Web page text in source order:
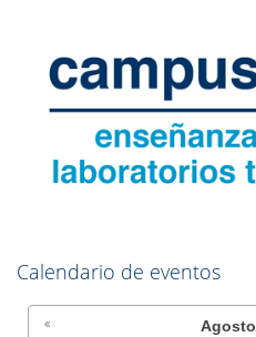
Calendario de eventos
Agosto